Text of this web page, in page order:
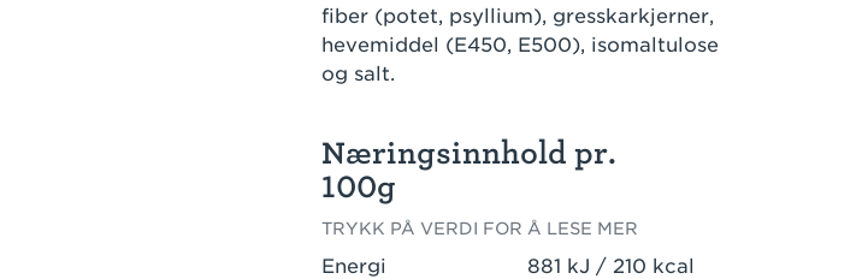
fiber (potet, psyllium), gresskarkjerner,
hevemiddel (E450, E500), isomaltulose
og salt.
Næringsinnhold pr.
100g
TRYKK PÅ VERDI FOR Å LESE MER
Energi
881 kJ / 210 kcal